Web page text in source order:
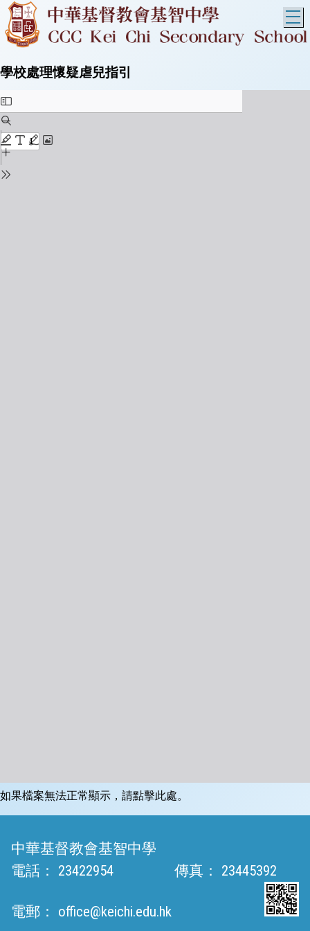
學校處理懷疑虐兒指引
如果檔案無法正常顯示，請點擊此處。
中華基督教會基智中學
電話：
23422954 傳真： 23445392
電郵： office@keichi.edu.hk